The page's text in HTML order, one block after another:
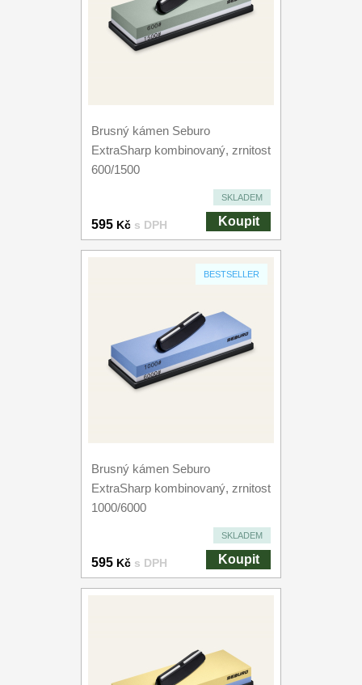
Brusný kámen Seburo
ExtraSharp kombinovaný, zrnitost
600/1500
SKLADEM
595 Kč s DPH Koupit
BESTSELLER
Brusný kámen Seburo
ExtraSharp kombinovaný, zrnitost
1000/6000
SKLADEM
595 Kč s DPH Koupit